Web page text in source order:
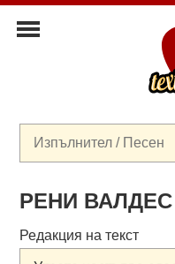
РЕНИ
Редакция на текст